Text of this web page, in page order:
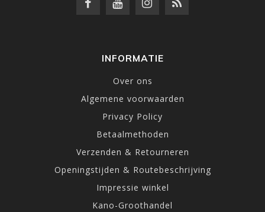
INFORMATIE
Over ons
Algemene voorwaarden
Privacy Policy
Betaalmethoden
Verzenden & Retourneren
Openingstijden & Routebeschrijving
Impressie winkel
Kano-Groothandel